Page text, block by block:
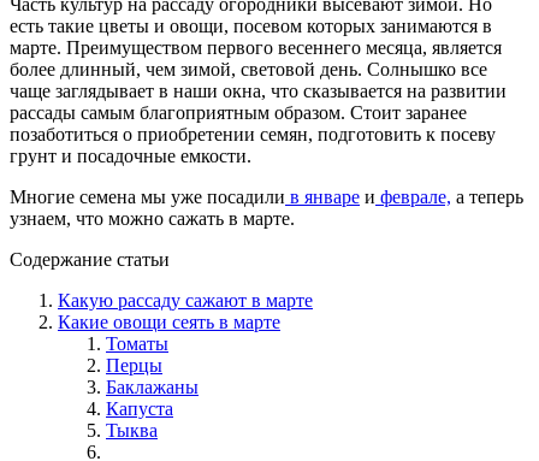
есть такие цветы и овощи, посевом которых занимаются в
марте. Преимуществом первого весеннего месяца, является
более длинный, чем зимой, световой день. Солнышко все
чаще заглядывает в наши окна, что сказывается на развитии
рассады самым благоприятным образом. Стоит заранее
позаботиться о приобретении семян, подготовить к посеву
грунт и посадочные емкости.
Многие семена мы уже посадили в январе и феврале, а теперь
узнаем, что можно сажать в марте.
Содержание статьи
Какую рассаду сажают в марте
Какие овощи сеять в марте
Томаты
Перцы
Баклажаны
Капуста
Тыква